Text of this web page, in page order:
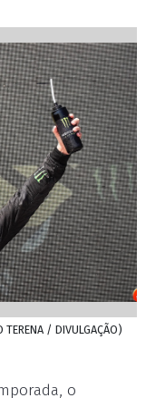
/ DIVULGAÇÃO)
o